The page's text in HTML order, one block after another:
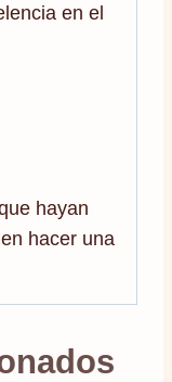
en el
hayan
hacer una